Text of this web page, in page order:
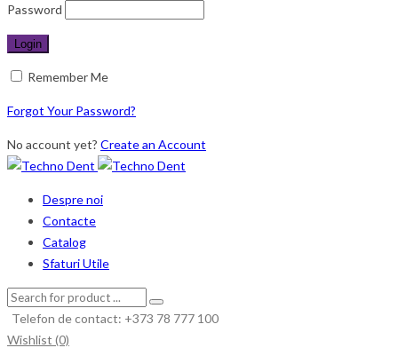
Password
Remember Me
Forgot Your Password?
No account yet? Create an Account
Despre noi
Contacte
Catalog
Sfaturi Utile
Telefon de contact: +373 78 777 100
Wishlist (0)